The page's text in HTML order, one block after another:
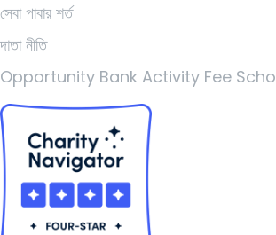
সেবা পাবার শর্ত
দাতা নীতি
Opportunity Bank Activity Fee